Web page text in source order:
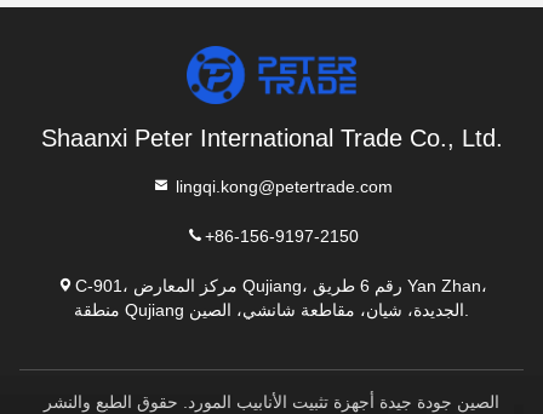
Shaanxi Peter International Trade Co., Ltd.
lingqi.kong@petertrade.com
+86-156-9197-2150
C-901، مركز المعارض Qujiang، رقم 6 طريق Yan Zhan،
الصين جودة جيدة أجهزة تثبيت الأنابيب المورد. حقوق الطبع والنشر